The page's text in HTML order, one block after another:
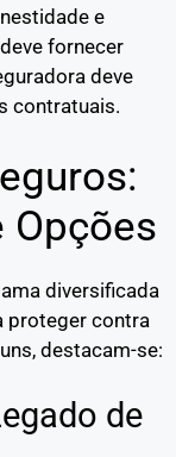
e
fornecer
deve
contratuais.
Opções
diversificada
proteger contra
destacam-se:
de